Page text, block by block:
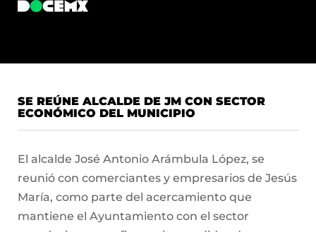
SE REÚNE ALCALDE DE JM CON SECTOR
ECONÓMICO DEL MUNICIPIO
El alcalde José Antonio Arámbula López, se
reunió con comerciantes y empresarios de Jesús
María, como parte del acercamiento que
mantiene el Ayuntamiento con el sector